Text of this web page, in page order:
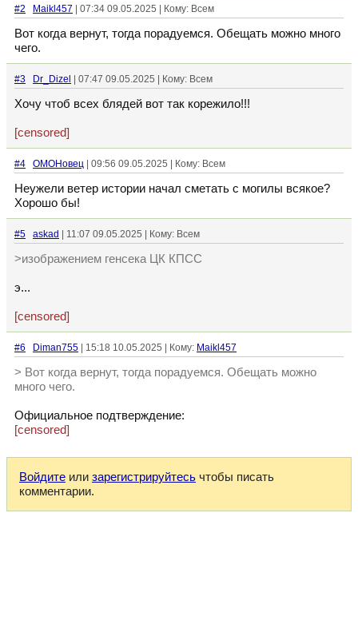
#2 Maikl457 | 07:34 09.05.2025 | Кому: Всем
Вот когда вернут, тогда порадуемся. Обещать можно много
чего.
#3 Dr_Dizel | 07:47 09.05.2025 | Кому: Всем
Хочу чтоб всех блядей вот так корежило!!!
[censored]
#4 ОМОНовец | 09:56 09.05.2025 | Кому: Всем
Неужели ветер истории начал сметать с могилы всякое?
Хорошо бы!
#5 askad | 11:07 09.05.2025 | Кому: Всем
>изображением генсека ЦК КПСС
э...
[censored]
#6 Diman755 | 15:18 10.05.2025 | Кому: Maikl457
> Вот когда вернут, тогда порадуемся. Обещать можно
много чего.
Официальное подтверждение:
[censored]
Войдите или зарегистрируйтесь чтобы писать
комментарии.